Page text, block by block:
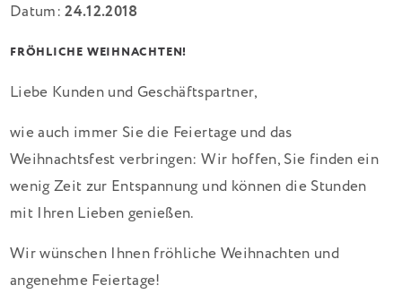
Datum:24.12.2018
FRÖHLICHE WEIHNACHTEN!
Liebe Kunden und Geschäftspartner,
wie auch immer Sie die Feiertage und das
Weihnachtsfest verbringen: Wir hoffen, Sie finden ein
wenig Zeit zur Entspannung und können die Stunden
mit Ihren Lieben genießen.
Wir wünschen Ihnen fröhliche Weihnachten und
angenehme Feiertage!